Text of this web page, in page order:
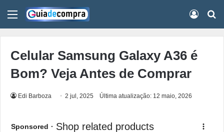
Menu
Celular Samsung Galaxy A36 é
Bom? Veja Antes de Comprar
Edi Barboza 2 jul, 2025 Última atualização: 12 maio, 2026